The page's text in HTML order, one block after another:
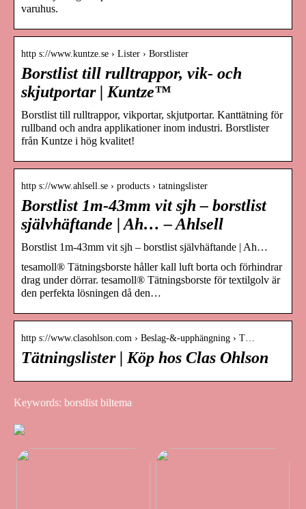
varuhus.
http s://www.kuntze.se › Lister › Borstlister
Borstlist till rulltrappor, vik- och
skjutportar | Kuntze™
Borstlist till rulltrappor, vikportar, skjutportar. Kanttätning för
rullband och andra applikationer inom industri. Borstlister
från Kuntze i hög kvalitet!
http s://www.ahlsell.se › products › tatningslister
Borstlist 1m-43mm vit sjh – borstlist
självhäftande | Ah… – Ahlsell
Borstlist 1m-43mm vit sjh – borstlist självhäftande | Ah…
tesamoll® Tätningsborste håller kall luft borta och förhindrar
drag under dörrar. tesamoll® Tätningsborste för textilgolv är
den perfekta lösningen då den…
http s://www.clasohlson.com › Beslag-&-upphängning › T…
Tätningslister | Köp hos Clas Ohlson
Keywords: borstlist biltema